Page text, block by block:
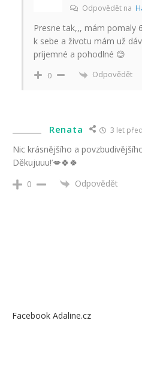
Odpovědět na
Presne tak,,, mám pomaly
k sebe a životu mám už
príjemné a pohodlné 😊
0 Odpovědět
Renata 3 let před
Nic krásnějšího a
Děkujuuu!’💋🍀🍀
0
Odpovědět
Facebook Adaline.cz